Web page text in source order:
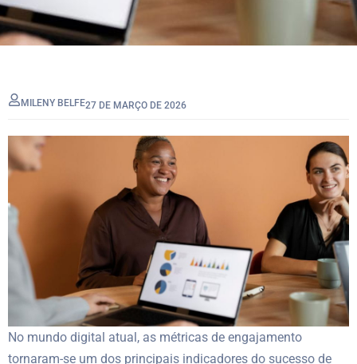
MILENY BELFE27 DE MARÇO DE 2026
No mundo digital atual, as métricas de engajamento
tornaram-se um dos principais indicadores do sucesso de